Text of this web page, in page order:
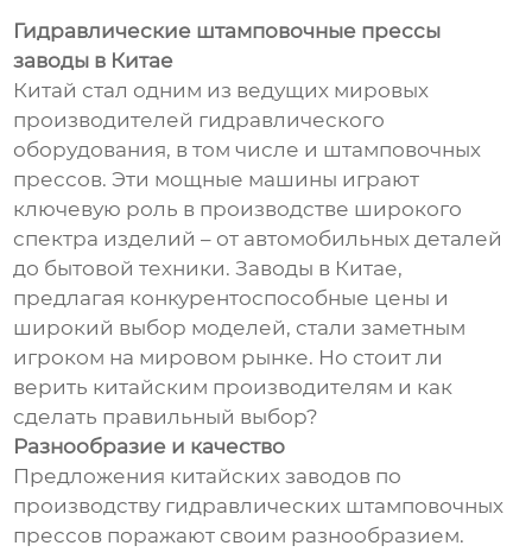
Гидравлические штамповочные прессы
заводы в Китае
Китай стал одним из ведущих мировых
производителей гидравлического
оборудования, в том числе и штамповочных
прессов. Эти мощные машины играют
ключевую роль в производстве широкого
спектра изделий – от автомобильных деталей
до бытовой техники. Заводы в Китае,
предлагая конкурентоспособные цены и
широкий выбор моделей, стали заметным
игроком на мировом рынке. Но стоит ли
верить китайским производителям и как
сделать правильный выбор?
Разнообразие и качество
Предложения китайских заводов по
производству гидравлических штамповочных
прессов поражают своим разнообразием.